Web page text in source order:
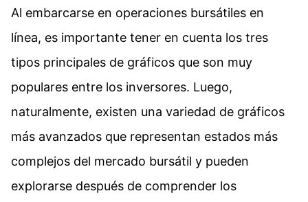
Al embarcarse en operaciones bursátiles en
línea, es importante tener en cuenta los tres
tipos principales de gráficos que son muy
populares entre los inversores. Luego,
naturalmente, existen una variedad de gráficos
más avanzados que representan estados más
complejos del mercado bursátil y pueden
explorarse después de comprender los